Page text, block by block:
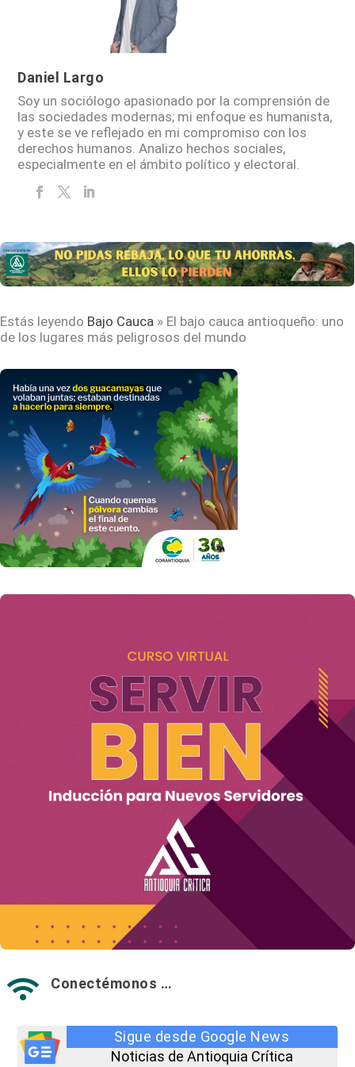
Daniel Largo
Soy un sociólogo apasionado por la comprensión de
las sociedades modernas; mi enfoque es humanista,
y este se ve reflejado en mi compromiso con los
derechos humanos. Analizo hechos sociales,
especialmente en el ámbito político y electoral.
Estás leyendo Bajo Cauca » El bajo cauca antioqueño: uno
de los lugares más peligrosos del mundo
 Conectémonos …
Sigue desde Google News
Noticias de Antioquia Crítica